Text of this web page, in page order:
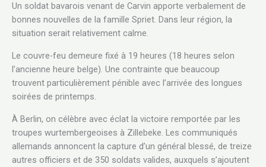
Un soldat bavarois venant de Carvin apporte verbalement de
bonnes nouvelles de la famille Spriet. Dans leur région, la
situation serait relativement calme.
Le couvre-feu demeure fixé à 19 heures (18 heures selon
l’ancienne heure belge). Une contrainte que beaucoup
trouvent particulièrement pénible avec l’arrivée des longues
soirées de printemps.
À Berlin, on célèbre avec éclat la victoire remportée par les
troupes wurtembergeoises à Zillebeke. Les communiqués
allemands annoncent la capture d’un général blessé, de treize
autres officiers et de 350 soldats valides, auxquels s’ajoutent